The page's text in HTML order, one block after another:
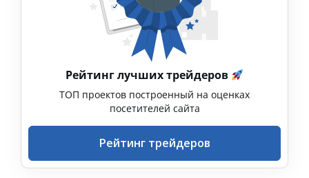
Рейтинг лучших трейдеров
ТОП проектов построенный на оценках
посетителей сайта
Рейтинг трейдеров